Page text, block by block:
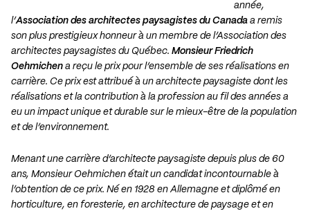
année,
l’Association des architectes paysagistes du Canada a remis
son plus prestigieux honneur à un membre de l’Association des
architectes paysagistes du Québec. Monsieur Friedrich
Oehmichen a reçu le prix pour l’ensemble de ses réalisations en
carrière. Ce prix est attribué à un architecte paysagiste dont les
réalisations et la contribution à la profession au fil des années a
eu un impact unique et durable sur le mieux-être de la population
et de l’environnement.
Menant une carrière d’architecte paysagiste depuis plus de 60
ans, Monsieur Oehmichen était un candidat incontournable à
l’obtention de ce prix. Né en 1928 en Allemagne et diplômé en
horticulture, en foresterie, en architecture de paysage et en